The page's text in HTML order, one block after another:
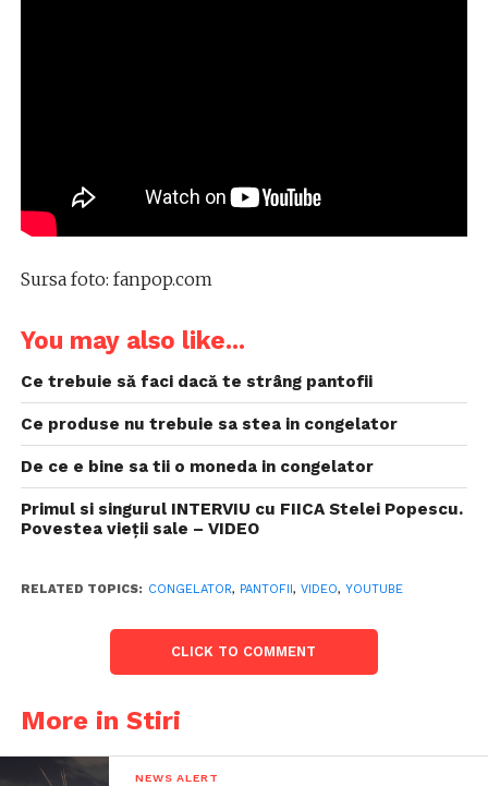
Sursa foto: fanpop.com
You may also like...
Ce trebuie să faci dacă te strâng pantofii
Ce produse nu trebuie sa stea in congelator
De ce e bine sa tii o moneda in congelator
Primul si singurul INTERVIU cu FIICA Stelei Popescu.
Povestea vieții sale – VIDEO
RELATED TOPICS: CONGELATOR, PANTOFII, VIDEO, YOUTUBE
CLICK TO COMMENT
More in Stiri
NEWS ALERT